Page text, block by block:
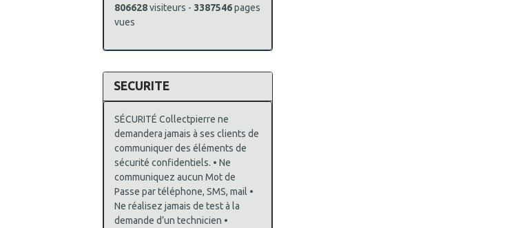
806628visiteurs - 3387546pages
vues
SECURITE
SÉCURITÉ Collectpierre ne
demandera jamais à ses clients de
communiquer des éléments de
sécurité confidentiels. • Ne
communiquez aucun Mot de
Passe par téléphone, SMS, mail •
Ne réalisez jamais de test à la
demande d’un technicien •